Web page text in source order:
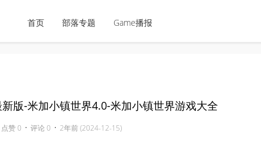
首页 部落专题 Game播报
版-米加小镇世界4.0-米加小镇世界游戏大全
点赞 0 · 评论 0 · 2年前 (2024-12-15)